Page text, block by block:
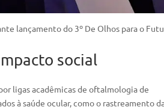
lançamento do 3º De Olhos para o
social
ligas acadêmicas de oftalmologia de
à saúde ocular, como o rastreamento